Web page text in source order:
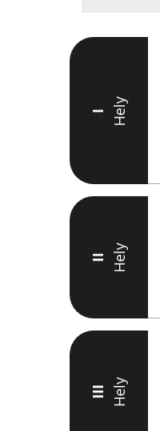
I Hely
II Hely
III Hely